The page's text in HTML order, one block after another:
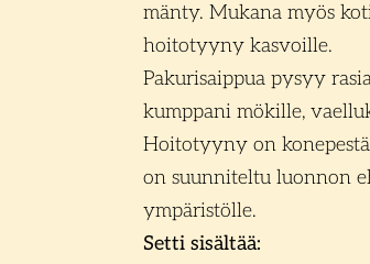
mänty. Mukana myös
hoitotyyny kasvoille.
Pakurisaippua pysyy
kumppani mökille,
Hoitotyyny on
on suunniteltu luonnon
ympäristölle.
Setti sisältää: